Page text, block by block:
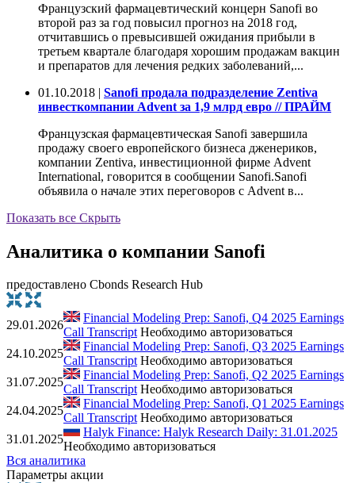
Французский фармацевтический концерн Sanofi во
второй раз за год повысил прогноз на 2018 год,
отчитавшись о превысившей ожидания прибыли в
третьем квартале благодаря хорошим продажам вакцин
и препаратов для лечения редких заболеваний,...
01.10.2018 | Sanofi продала подразделение Zentiva
инвесткомпании Advent за 1,9 млрд евро // ПРАЙМ
Французская фармацевтическая Sanofi завершила
продажу своего европейского бизнеса дженериков,
компании Zentiva, инвестиционной фирме Advent
International, говорится в сообщении Sanofi.Sanofi
объявила о начале этих переговоров с Advent в...
Показать все Скрыть
Аналитика о компании Sanofi
предоставлено Cbonds Research Hub
29.01.2026
Financial Modeling Prep: Sanofi, Q4 2025 Earnings
Call Transcript Необходимо авторизоваться
24.10.2025
Financial Modeling Prep: Sanofi, Q3 2025 Earnings
Call Transcript Необходимо авторизоваться
31.07.2025
Financial Modeling Prep: Sanofi, Q2 2025 Earnings
Call Transcript Необходимо авторизоваться
24.04.2025
Financial Modeling Prep: Sanofi, Q1 2025 Earnings
Call Transcript Необходимо авторизоваться
31.01.2025
Halyk Finance: Halyk Research Daily: 31.01.2025
Необходимо авторизоваться
Вся аналитика
Параметры акции